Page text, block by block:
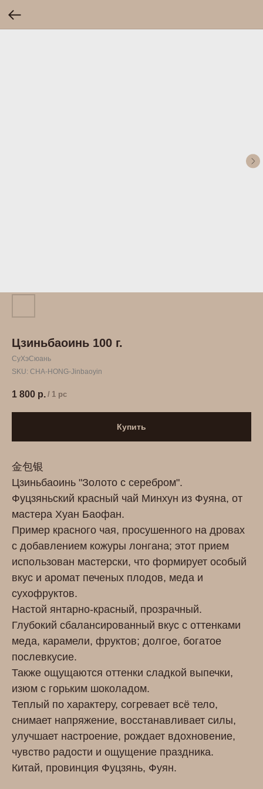
Цзиньбаоинь 100 г.
СуХэСюань
SKU: CHA-HONG-Jinbaoyin
1 800 р. / 1 pc
Купить
金包银
Цзиньбаоинь "Золото с серебром".
Фуцзяньский красный чай Минхун из Фуяна, от
мастера Хуан Баофан.
Пример красного чая, просушенного на дровах
с добавлением кожуры лонгана; этот прием
использован мастерски, что формирует особый
вкус и аромат печеных плодов, меда и
сухофруктов.
Настой янтарно-красный, прозрачный.
Глубокий сбалансированный вкус с оттенками
меда, карамели, фруктов; долгое, богатое
послевкусие.
Также ощущаются оттенки сладкой выпечки,
изюм с горьким шоколадом.
Теплый по характеру, согревает всё тело,
снимает напряжение, восстанавливает силы,
улучшает настроение, рождает вдохновение,
чувство радости и ощущение праздника.
Китай, провинция Фуцзянь, Фуян.